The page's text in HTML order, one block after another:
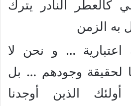
كالعطر النادر يترك
به الزمن
… و نحن لا
لحقيقة وجودهم … بل
الذين أوجدنا